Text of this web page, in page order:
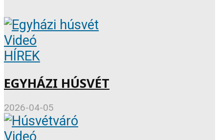
Videó
HÍREK
EGYHÁZI HÚSVÉT
2026-04-05
Videó